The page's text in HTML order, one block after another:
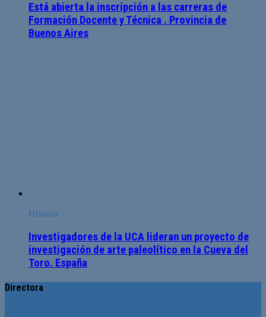
Está abierta la inscripción a las carreras de
Formación Docente y Técnica . Provincia de
Buenos Aires
Historia
Investigadores de la UCA lideran un proyecto de
investigación de arte paleolítico en la Cueva del
Toro. España
Directora